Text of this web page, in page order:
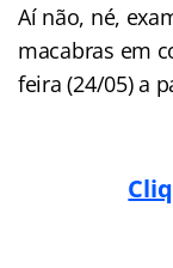
Aí não, né,
macabras em
feira (24/05) a